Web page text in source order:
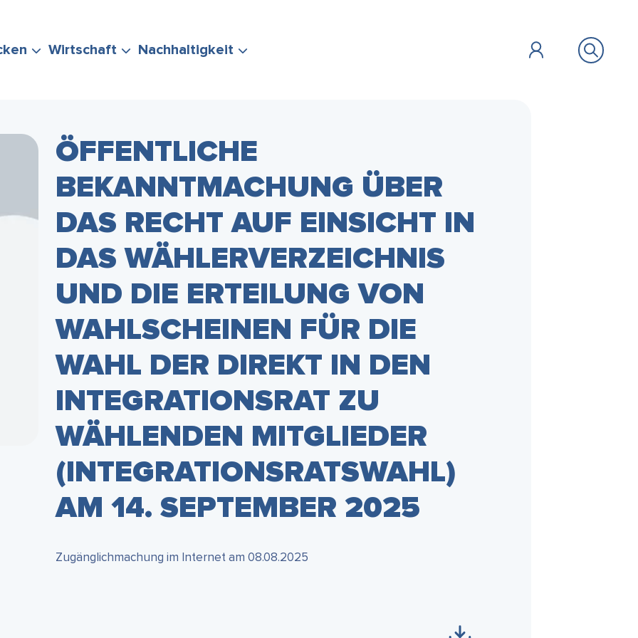
POLITIK &
VERWALTUNG
ÖFFENTLICHES
EVENTS
BILDUNG &
SOZIALES
STADTMARKETING ZU GAST
Wirtschaft Nachhaltigkeit
KLIMASCHUTZ
& MOBILITÄT
FAIR HANDELN
FRAGE
ÖFFENTLICHE
BEKANNTMACHUNG ÜBER
DAS RECHT AUF EINSICHT IN
DAS WÄHLERVERZEICHNIS
UND DIE ERTEILUNG VON
WAHLSCHEINEN FÜR DIE
WAHL DER DIREKT IN DEN
INTEGRATIONSRAT ZU
WÄHLENDEN MITGLIEDER
(INTEGRATIONSRATSWAHL)
AM 14. SEPTEMBER 2025
Zugänglichmachung im Internet am 08.08.2025